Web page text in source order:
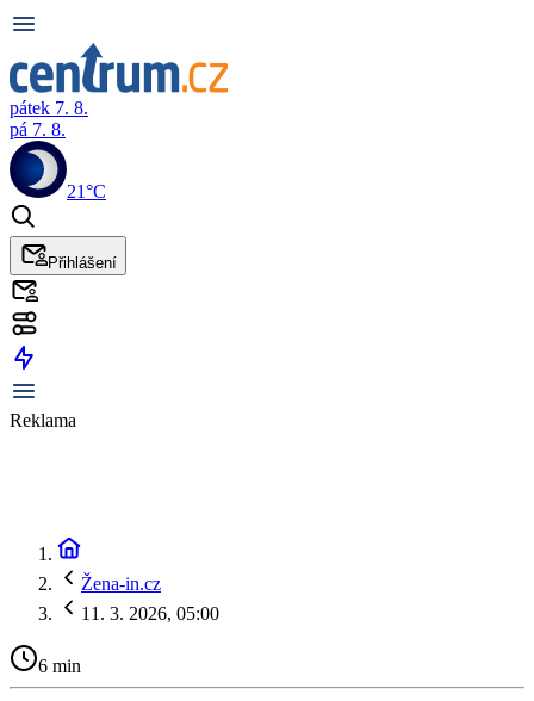
pátek 7. 8.
pá 7. 8.
21°C
Přihlášení
Reklama
Žena-in.cz
11. 3. 2026, 05:00
6 min